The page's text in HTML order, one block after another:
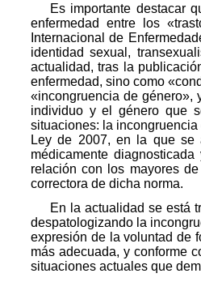
Es importante destacar
enfermedad entre los
Internacional de
identidad sexual,
actualidad, tras la
enfermedad, sino como
«incongruencia de género»,
individuo y el género que
situaciones: la
Ley de 2007, en la que se
médicamente
relación con los mayores
correctora de dicha norma.
En la actualidad se está
despatologizando la
expresión de la voluntad de
más adecuada, y conforme
situaciones actuales que